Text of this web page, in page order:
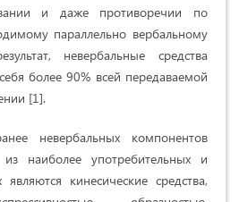
и даже противоречии по
параллельно вербальному
невербальные средства
более 90% всей передаваемой
[1].
невербальных компонентов
наиболее употребительных и
кинесические средства,